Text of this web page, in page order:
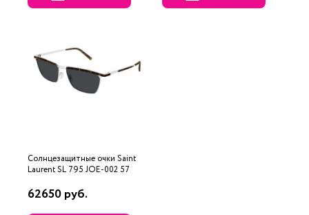
Солнцезащитные очки Saint
Laurent SL 795 JOE-002 57
62650 руб.